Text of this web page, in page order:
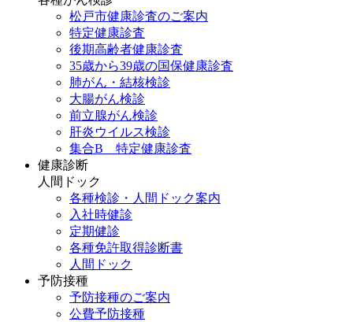
松戸市健康診査のご案内
特定健康診査
後期高齢者健康診査
35歳から39歳の国保健康診査
肺がん・結核検診
大腸がん検診
前立腺がん検診
肝炎ウイルス検診
集合B 特定健康診査
健康診断
人間ドック
各種検診・人間ドック案内
入社時健診
定期健診
各種免許取得診断書
人間ドック
予防接種
予防接種のご案内
公費予防接種